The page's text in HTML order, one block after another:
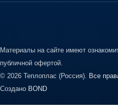
Материалы на сайте имеют
публичной офертой.
© 2026 Теплоплас (Россия). Все
Создано BOND